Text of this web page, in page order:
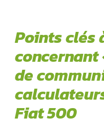
Points clés
de
Fiat 500